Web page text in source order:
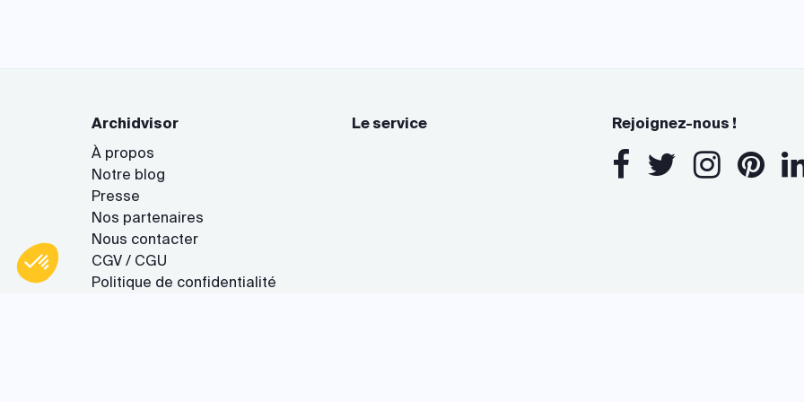
Axeptio consent
Plateforme de Gestion du Consentement : Personnalisez vos Options
Notre plateforme vous permet d'adapter et de gérer vos paramètres de confidentialité, en garantissant la conformité avec
Archidvisor
À propos
Notre blog
Presse
Nos partenaires
Nous contacter
CGV / CGU
Politique de confidentialité
Le service Rejoignez-nous !